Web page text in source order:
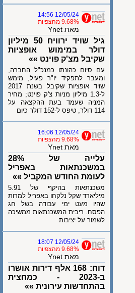
12/05/24 14:56
9.68% מהצפיות
מאת Ynet
גיל שויד ירוויח 50 מיליון
דולר במימוש אופציות
שקיבל מצ'ק פוינט »»
עם סיום כהונתו כמנכ"ל החברה,
ומעבר לתפקיד יו"ר פעיל, מימש
שויד אופציות שקיבל בשנת 2017
ל-1.3 מיליון מניות צ'ק פוינט; מחיר
המניה שעמד בעת ההקצאה על
114 דולר, טיפס ל-152 דולר כיום
12/05/24 16:06
9.68% מהצפיות
מאת Ynet
עלייה של 28%
במשכנתאות באפריל
לעומת החודש המקביל »»
משכנתאות בהיקף של 5.91
מיליארד שקל נלקחו באפריל למרות
שהיו מעט ימי עבודה בשל חג
הפסח. ריבית המשכנתאות ממשיכה
לשמור על יציבות
12/05/24 18:07
9.68% מהצפיות
מאת Ynet
דוח: 168 אלף דירות אושרו
ב-2023 - כמחצית
בהתחדשות עירונית »»